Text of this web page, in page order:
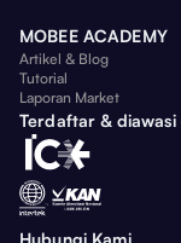
MOBEE ACADEMY
Artikel & Blog
Tutorial
Laporan Market
Terdaftar & diawasi